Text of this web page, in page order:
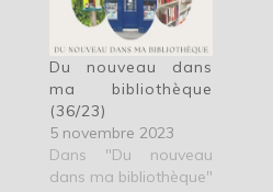
Du nouveau dans
ma bibliothèque
(36/23)
5 novembre 2023
Dans "Du nouveau
dans ma bibliothèque"